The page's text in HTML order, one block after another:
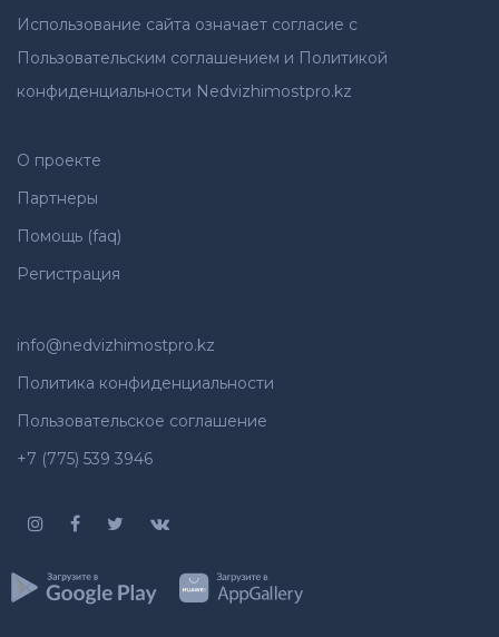
Использование сайта означает согласие с
Пользовательским соглашением и Политикой
конфиденциальности Nedvizhimostpro.kz
О проекте
Партнеры
Помощь (faq)
Регистрация
info@nedvizhimostpro.kz
Политика конфиденциальности
Пользовательское соглашение
+7 (775) 539 3946